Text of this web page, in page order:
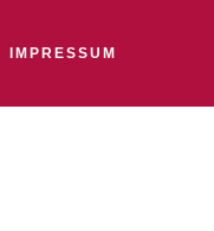
IMPRESSUM